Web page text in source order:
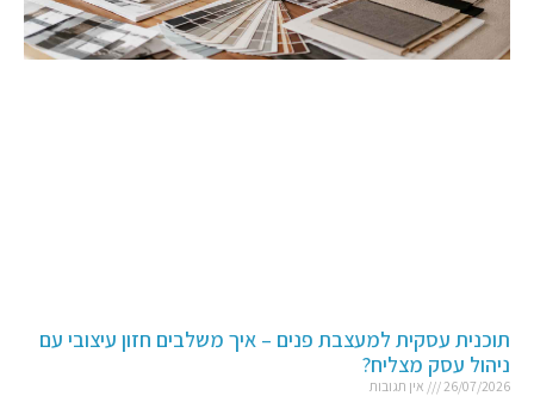
תוכנית עסקית למעצבת פנים – איך משלבים חזון עיצובי עם
ניהול עסק מצליח?
26/07/2026 אין תגובות